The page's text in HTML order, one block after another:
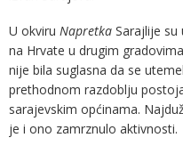
U okviru Napretka Sarajlije
na Hrvate u drugim
nije bila suglasna da se
prethodnom razdoblju
sarajevskim općinama.
je i ono zamrznulo aktivnosti.